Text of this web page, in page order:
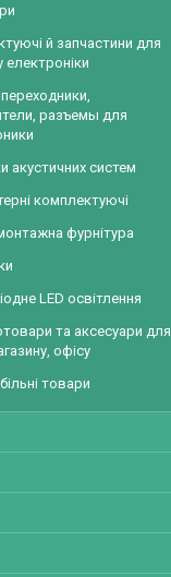
й запчастини для
електроніки
разъемы для
акустичних систем
комплектуючі
фурнітура
LED освітлення
та аксесуари для
офісу
товари